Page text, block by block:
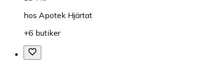
hos Apotek Hjärtat
+6 butiker